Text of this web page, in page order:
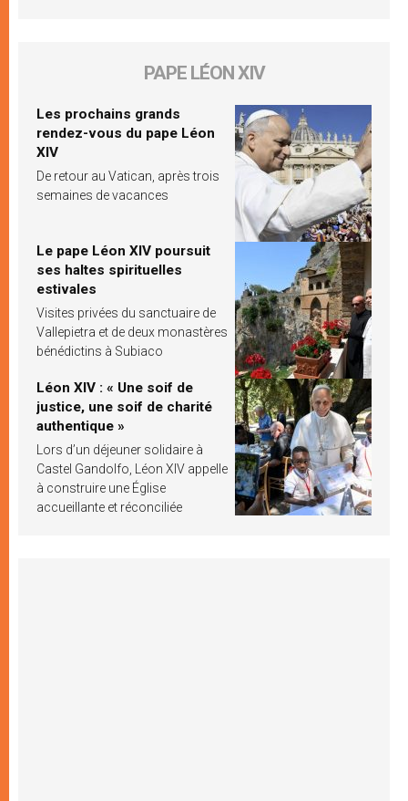
PAPE LÉON XIV
Les prochains grands
rendez-vous du pape Léon
XIV
De retour au Vatican, après trois
semaines de vacances
Le pape Léon XIV poursuit
ses haltes spirituelles
estivales
Visites privées du sanctuaire de
Vallepietra et de deux monastères
bénédictins à Subiaco
Léon XIV : « Une soif de
justice, une soif de charité
authentique »
Lors d’un déjeuner solidaire à
Castel Gandolfo, Léon XIV appelle
à construire une Église
accueillante et réconciliée